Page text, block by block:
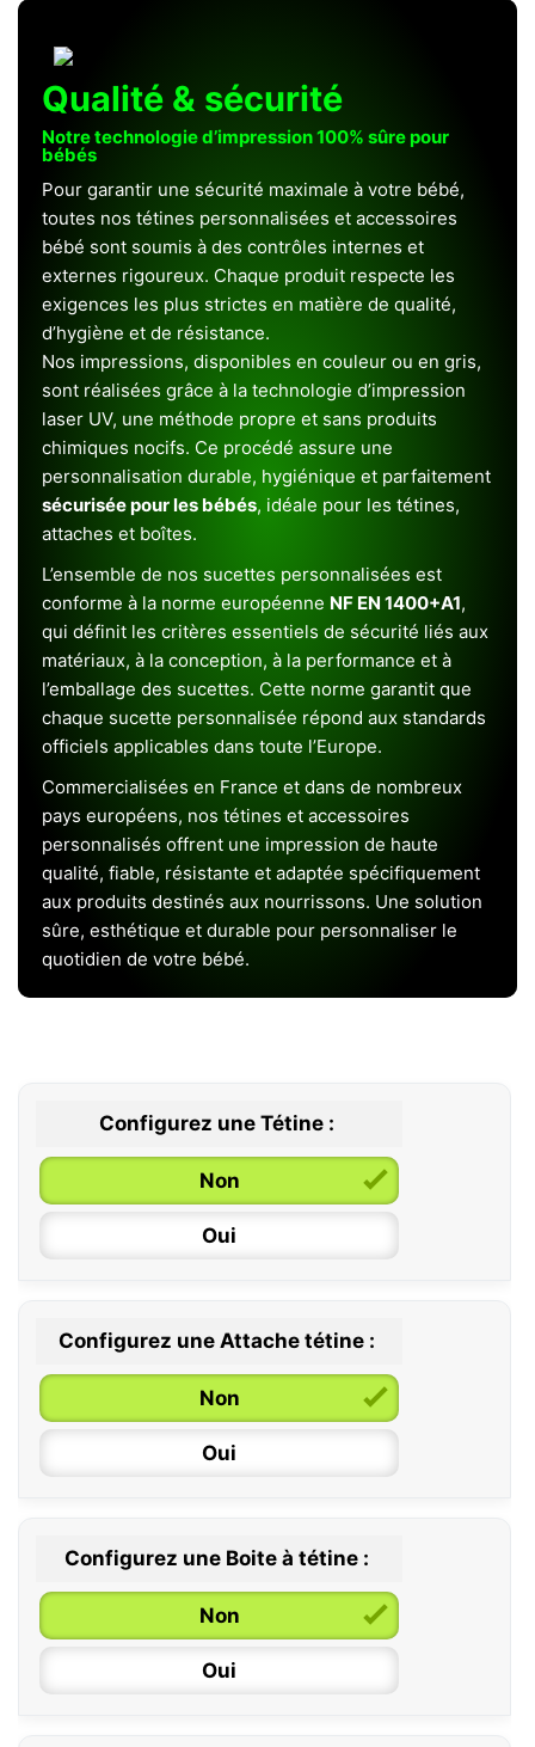
Qualité & sécurité
Notre technologie d’impression 100% sûre pour
bébés
Pour garantir une sécurité maximale à votre bébé,
toutes nos tétines personnalisées et accessoires
bébé sont soumis à des contrôles internes et
externes rigoureux. Chaque produit respecte les
exigences les plus strictes en matière de qualité,
d’hygiène et de résistance.
Nos impressions, disponibles en couleur ou en gris,
sont réalisées grâce à la technologie d’impression
laser UV, une méthode propre et sans produits
chimiques nocifs. Ce procédé assure une
personnalisation durable, hygiénique et parfaitement
sécurisée pour les bébés, idéale pour les tétines,
attaches et boîtes.
L’ensemble de nos sucettes personnalisées est
conforme à la norme européenne NF EN 1400+A1,
qui définit les critères essentiels de sécurité liés aux
matériaux, à la conception, à la performance et à
l’emballage des sucettes. Cette norme garantit que
chaque sucette personnalisée répond aux standards
officiels applicables dans toute l’Europe.
Commercialisées en France et dans de nombreux
pays européens, nos tétines et accessoires
personnalisés offrent une impression de haute
qualité, fiable, résistante et adaptée spécifiquement
aux produits destinés aux nourrissons. Une solution
sûre, esthétique et durable pour personnaliser le
quotidien de votre bébé.
Configurez une Tétine :
Non
Oui
0 / 6 mois
6 / 36 mois
Configurez une Attache tétine :
Non
Oui
Configurez une Boite à tétine :
Non
Oui